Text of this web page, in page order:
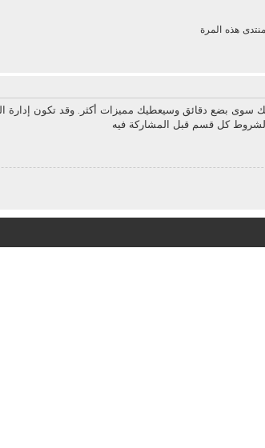
هذه المرة
سوى بضع دقائق وسيعطيك مميزات أكثر. وقد تكون
لشروط كل قسم قبل المشاركة فيه